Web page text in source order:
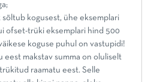
sõltub kogusest, ühe eksemplari
ofset-trüki eksemplari hind 500
koguse puhul on vastupidi!
eest makstav summa on oluliselt
raamatu eest. Selle